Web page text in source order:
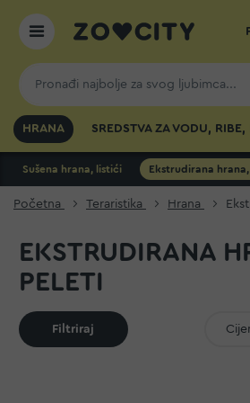
HRANA SREDSTVA ZA VODU, RIBE,
Sušena hrana, listići Ekstrudirana
Početna Teraristika Hrana
EKSTRUDIRANA
PELETI
Filtriraj